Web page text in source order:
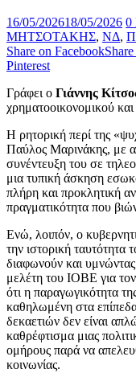
16/05/202618/05/2026 0
ΜΗΤΣΟΤΑΚΗΣ, ΝΔ,
Share on Facebook
Pinterest
Γράφει ο Γιάννης
χρηματοοικονομικού
Η ρητορική περί της
Παύλος Μαρινάκης, με
συνέντευξη του σε
μια τυπική άσκηση
πλήρη και προκλητική
πραγματικότητα που
Ενώ, λοιπόν, ο
την ιστορική ταυτότητα
διαφωνούν και
μελέτη του ΙΟΒΕ για
ότι η παραγωγικότητα
καθηλωμένη στα
δεκαετιών δεν είναι
καθρέφτισμα μιας
ομήρους παρά να
κοινωνίας.